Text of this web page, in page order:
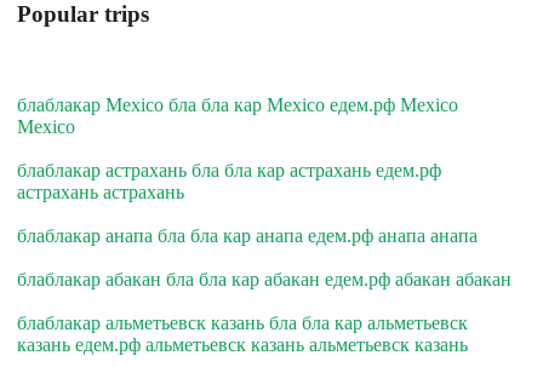
Popular trips
блаблакар Mexico бла бла кар Mexico едем.рф Mexico
Mexico
блаблакар астрахань бла бла кар астрахань едем.рф
астрахань астрахань
блаблакар анапа бла бла кар анапа едем.рф анапа анапа
блаблакар абакан бла бла кар абакан едем.рф абакан абакан
блаблакар альметьевск казань бла бла кар альметьевск
казань едем.рф альметьевск казань альметьевск казань